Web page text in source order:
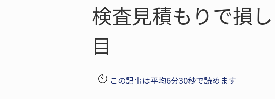
検査見積もりで損
目
この記事は平均6分30秒で読めます